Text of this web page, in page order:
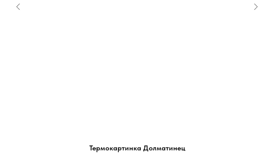
Термокартинка Долматинец